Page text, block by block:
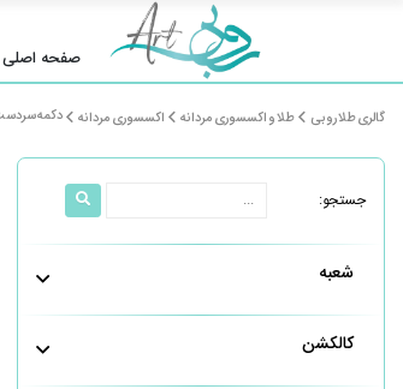
صفحه اصلی
گالری طلا روبی طلا و اکسسوری مردانه اکسسوری مردانه دکمه
جستجو:
شعبه
کالکشن